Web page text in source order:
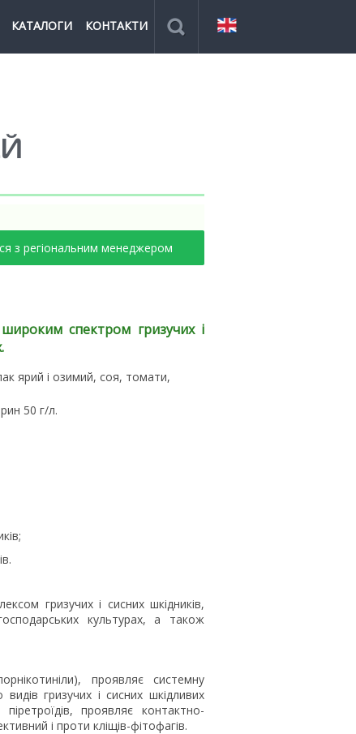
КАТАЛОГИ КОНТАКТИ
з регіональним менеджером
спектром гризучих і
ярий і озимий, соя, томати,
50 г/л.
гризучих і сисних шкідників,
культурах, а також
проявляє системну
гризучих і сисних шкідливих
проявляє контактно-
і проти кліщів-фітофагів.